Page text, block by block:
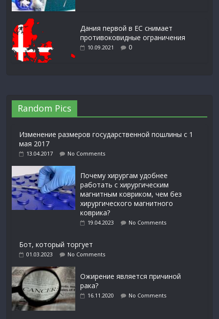
Дания первой в ЕС снимает
противоковидные ограничения
10.09.2021 0
Random Pics
Изменение размеров государственной пошлины с 1
мая 2017
13.04.2017 No Comments
Почему хирургам удобнее
работать с хирургическим
магнитным ковриком, чем без
хирургического магнитного
коврика?
19.04.2023 No Comments
Бот, который торгует
01.03.2023 No Comments
Ожирение является причиной
рака?
16.11.2020 No Comments